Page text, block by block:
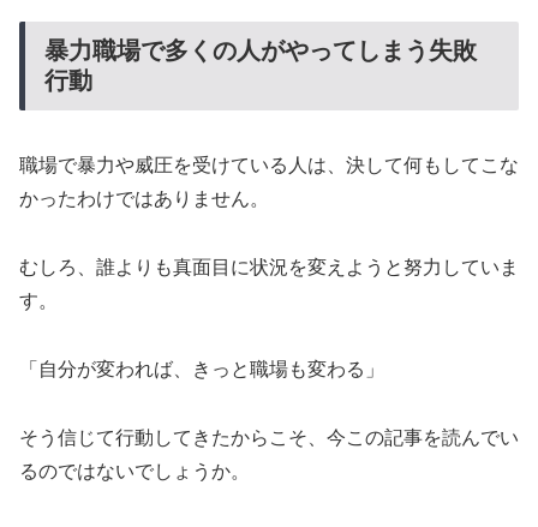
暴力職場で多くの人がやってしまう失敗
行動
職場で暴力や威圧を受けている人は、決して何もしてこな
かったわけではありません。
むしろ、誰よりも真面目に状況を変えようと努力していま
す。
「自分が変われば、きっと職場も変わる」
そう信じて行動してきたからこそ、今この記事を読んでい
るのではないでしょうか。